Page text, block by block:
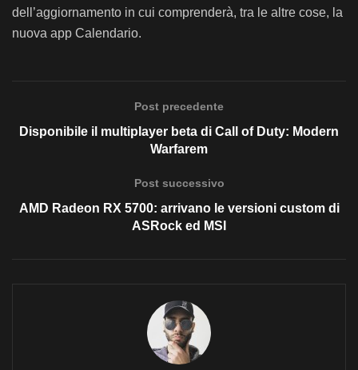
dell’aggiornamento in cui comprenderà, tra le altre cose, la
nuova app Calendario.
Post precedente
Disponibile il multiplayer beta di Call of Duty: Modern
Warfarem
Post successivo
AMD Radeon RX 5700: arrivano le versioni custom di
ASRock ed MSI